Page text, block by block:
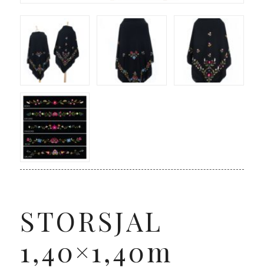
STORSJAL
1,40×1,40m